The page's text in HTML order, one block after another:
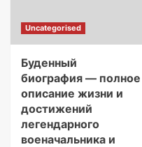
Uncategorised
Буденный
биография — полное
описание жизни и
достижений
легендарного
военачальника и